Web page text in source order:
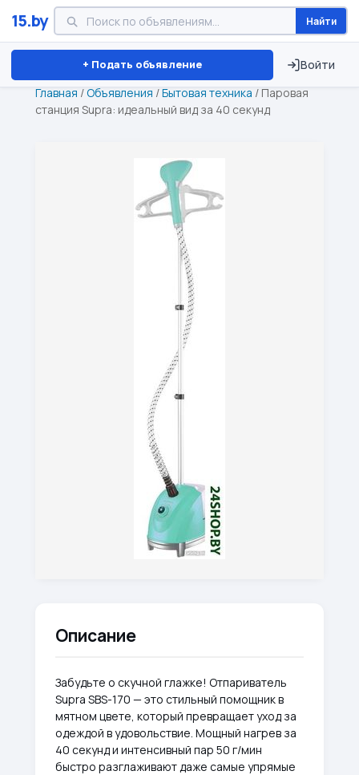
15.by Найти
+ Подать объявление Войти
Минск Витебск Брест ⏱ ТОЛЬКО 15 ДНЕЙ
Главная /Объявления /Бытовая техника / Паровая
станция Supra: идеальный вид за 40 секунд
Описание
Забудьте о скучной глажке! Отпариватель
Supra SBS-170 — это стильный помощник в
мятном цвете, который превращает уход за
одеждой в удовольствие. Мощный нагрев за
40 секунд и интенсивный пар 50 г/мин
быстро разглаживают даже самые упрямые